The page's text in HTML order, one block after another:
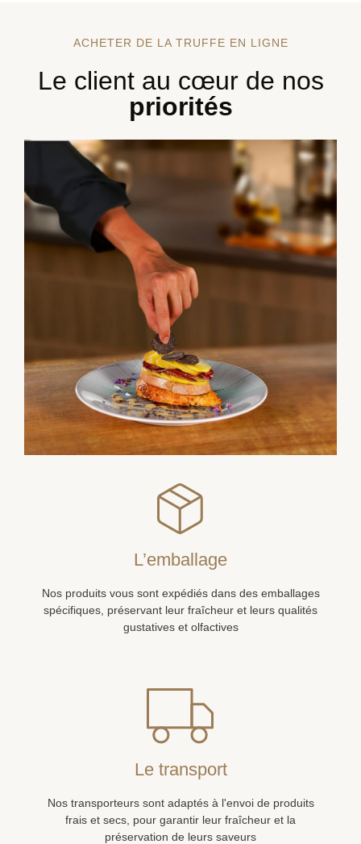
ACHETER DE LA TRUFFE EN LIGNE
Le client au cœur de nos
priorités
L’emballage
Nos produits vous sont expédiés dans des emballages
spécifiques, préservant leur fraîcheur et leurs qualités
gustatives et olfactives
Le transport
Nos transporteurs sont adaptés à l'envoi de produits
frais et secs, pour garantir leur fraîcheur et la
préservation de leurs saveurs